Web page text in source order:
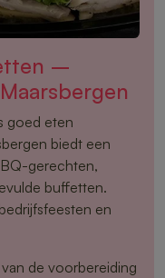
–
goed eten
biedt een
gerechten,
buffetten.
en
de voorbereiding